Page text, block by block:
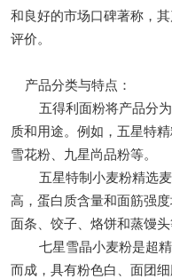
和良好的市场口碑著称，
评价。
产品分类与特点：
五得利面粉将产品分为
质和用途。例如，五星特
雪花粉、九星尚品粉等。
五星特制小麦粉精选麦
高，蛋白质含量和面筋强
面条、饺子、烙饼和蒸馒头
七星雪晶小麦粉是超精
而成，具有粉色白、面团